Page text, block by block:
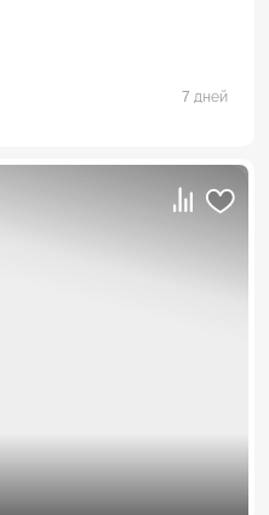
7 дней